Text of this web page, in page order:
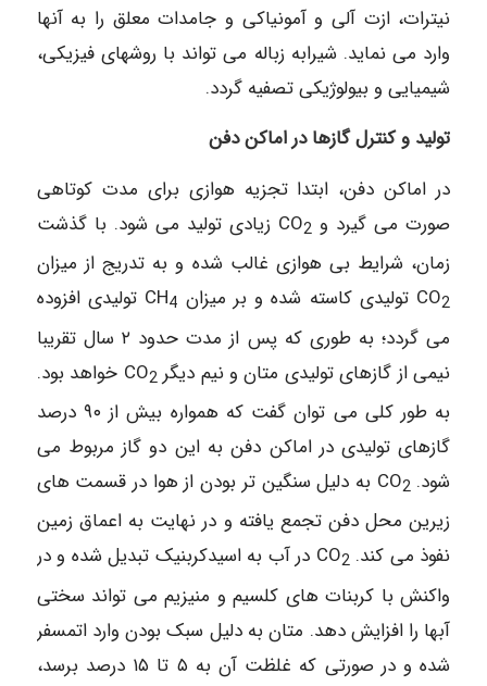
نیترات، ازت آلی و آمونیاکی و جامدات معلق را به آنها
وارد می نماید. شیرابه زباله می تواند با روشهای فیزیکی،
شیمیایی و بیولوژیکی تصفیه گردد.
تولید و کنترل گازها در اماکن دفن
در اماکن دفن، ابتدا تجزیه هوازی برای مدت کوتاهی
صورت می گیرد و CO 2
زیادی تولید می شود. با گذشت
زمان، شرایط بی هوازی غالب شده و به تدریج از میزان
CO2 تولیدی کاسته شده و بر میزان CH 4
تولیدی افزوده
می گردد؛ به طوری که پس از مدت حدود ۲ سال تقریبا
نیمی از گازهای تولیدی متان و نیم دیگر CO 2
خواهد بود.
به طور کلی می توان گفت که همواره بیش از ۹۰ درصد
گازهای تولیدی در اماکن دفن به این دو گاز مربوط می
شود. CO 2
به دلیل سنگین تر بودن از هوا در قسمت های
زیرین محل دفن تجمع یافته و در نهایت به اعماق زمین
نفوذ می کند. CO 2
در آب به اسیدکربنیک تبدیل شده و در
واکنش با کربنات های کلسیم و منیزیم می تواند سختی
آبها را افزایش دهد. متان به دلیل سبک بودن وارد اتمسفر
شده و در صورتی که غلظت آن به ۵ تا ۱۵ درصد برسد،